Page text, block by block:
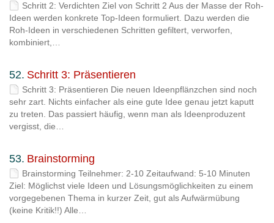
Schritt 2: Verdichten Ziel von Schritt 2 Aus der Masse der Roh-
Ideen werden konkrete Top-Ideen formuliert. Dazu werden die
Roh-Ideen in verschiedenen Schritten gefiltert, verworfen,
kombiniert,…
52. Schritt 3: Präsentieren
Schritt 3: Präsentieren Die neuen Ideenpflänzchen sind noch
sehr zart. Nichts einfacher als eine gute Idee genau jetzt kaputt
zu treten. Das passiert häufig, wenn man als Ideenproduzent
vergisst, die…
53. Brainstorming
Brainstorming Teilnehmer: 2-10 Zeitaufwand: 5-10 Minuten
Ziel: Möglichst viele Ideen und Lösungsmöglichkeiten zu einem
vorgegebenen Thema in kurzer Zeit, gut als Aufwärmübung
(keine Kritik!!) Alle…